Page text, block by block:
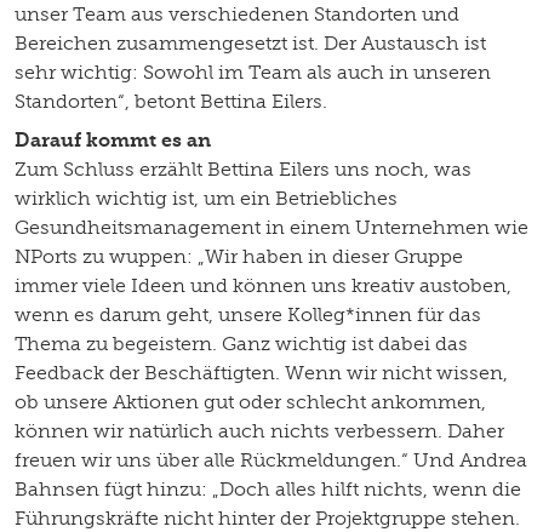
unser Team aus verschiedenen Standorten und
Bereichen zusammengesetzt ist. Der Austausch ist
sehr wichtig: Sowohl im Team als auch in unseren
Standorten“, betont Bettina Eilers.
Darauf kommt es an
Zum Schluss erzählt Bettina Eilers uns noch, was
wirklich wichtig ist, um ein Betriebliches
Gesundheitsmanagement in einem Unternehmen wie
NPorts zu wuppen: „Wir haben in dieser Gruppe
immer viele Ideen und können uns kreativ austoben,
wenn es darum geht, unsere Kolleg*innen für das
Thema zu begeistern. Ganz wichtig ist dabei das
Feedback der Beschäftigten. Wenn wir nicht wissen,
ob unsere Aktionen gut oder schlecht ankommen,
können wir natürlich auch nichts verbessern. Daher
freuen wir uns über alle Rückmeldungen.“ Und Andrea
Bahnsen fügt hinzu: „Doch alles hilft nichts, wenn die
Führungskräfte nicht hinter der Projektgruppe stehen.